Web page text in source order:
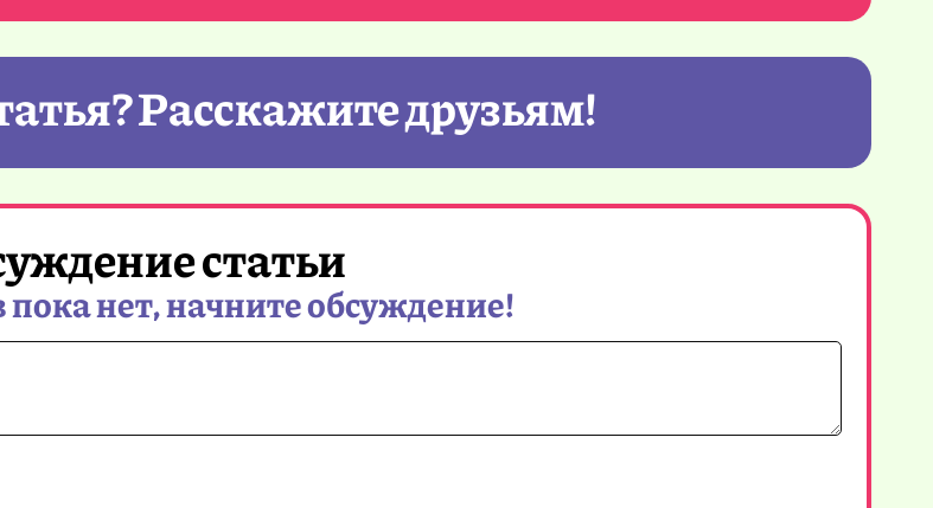
Расскажите друзьям!
статьи
нет, начните обсуждение!